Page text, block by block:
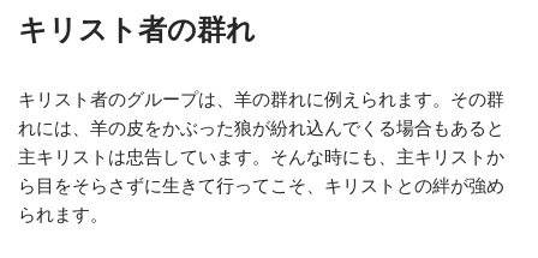
キリスト者の群れ
キリスト者のグループは、羊の群れに例えられます。その群
れには、羊の皮をかぶった狼が紛れ込んでくる場合もあると
主キリストは忠告しています。そんな時にも、主キリストか
ら目をそらさずに生きて行ってこそ、キリストとの絆が強め
られます。